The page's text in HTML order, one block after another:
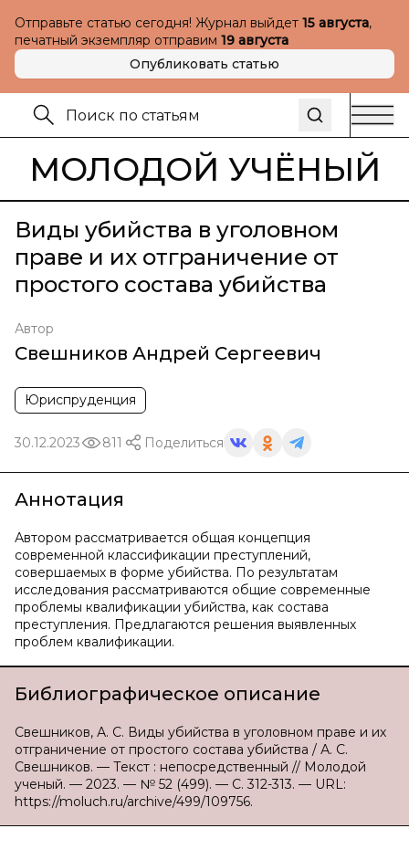
Отправьте статью сегодня! Журнал выйдет 15 августа,
печатный экземпляр отправим 19 августа
Опубликовать статью
МОЛОДОЙ УЧЁНЫЙ
Виды убийства в уголовном
праве и их отграничение от
простого состава убийства
Автор
Свешников Андрей Сергеевич
Юриспруденция
30.12.2023 811 Поделиться
Аннотация
Автором рассматривается общая концепция
современной классификации преступлений,
совершаемых в форме убийства. По результатам
исследования рассматриваются общие современные
проблемы квалификации убийства, как состава
преступления. Предлагаются решения выявленных
проблем квалификации.
Библиографическое описание
Свешников, А. С. Виды убийства в уголовном праве и их
отграничение от простого состава убийства / А. С.
Свешников. — Текст : непосредственный // Молодой
ученый. — 2023. — № 52 (499). — С. 312-313. — URL:
https://moluch.ru/archive/499/109756.